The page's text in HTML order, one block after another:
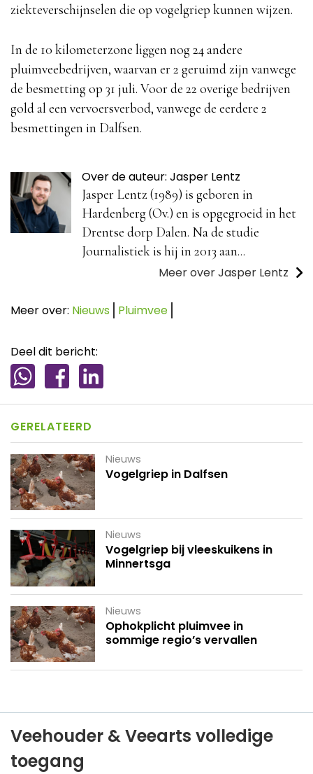
ziekteverschijnselen die op vogelgriep kunnen wijzen.
In de 10 kilometerzone liggen nog 24 andere
pluimveebedrijven, waarvan er 2 geruimd zijn vanwege
de besmetting op 31 juli. Voor de 22 overige bedrijven
gold al een vervoersverbod, vanwege de eerdere 2
besmettingen in Dalfsen.
Over de auteur: Jasper Lentz
Jasper Lentz (1989) is geboren in
Hardenberg (Ov.) en is opgegroeid in het
Drentse dorp Dalen. Na de studie
Journalistiek is hij in 2013 aan...
Meer over Jasper Lentz
Meer over: Nieuws Pluimvee
Deel dit bericht:
GERELATEERD
Nieuws
Vogelgriep in Dalfsen
Nieuws
Vogelgriep bij vleeskuikens in
Minnertsga
Nieuws
Ophokplicht pluimvee in
sommige regio’s vervallen
Veehouder & Veearts volledige
toegang